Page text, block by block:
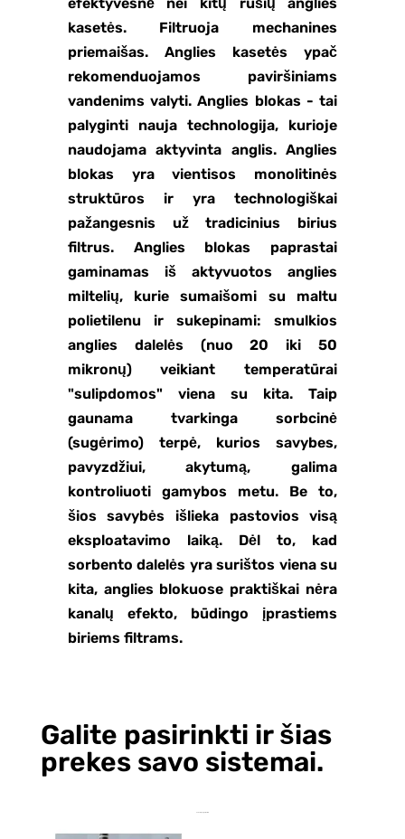
kasetės. Filtruoja mechanines
priemaišas. Anglies kasetės ypač
rekomenduojamos paviršiniams
vandenims valyti. Anglies blokas - tai
palyginti nauja technologija, kurioje
naudojama aktyvinta anglis. Anglies
blokas yra vientisos monolitinės
struktūros ir yra technologiškai
pažangesnis už tradicinius birius
filtrus. Anglies blokas paprastai
gaminamas iš aktyvuotos anglies
miltelių, kurie sumaišomi su maltu
polietilenu ir sukepinami: smulkios
anglies dalelės (nuo 20 iki 50
mikronų) veikiant temperatūrai
"sulipdomos" viena su kita. Taip
gaunama tvarkinga sorbcinė
(sugėrimo) terpė, kurios savybes,
pavyzdžiui, akytumą, galima
kontroliuoti gamybos metu. Be to,
šios savybės išlieka pastovios visą
eksploatavimo laiką. Dėl to, kad
sorbento dalelės yra surištos viena su
kita, anglies blokuose praktiškai nėra
kanalų efekto, būdingo įprastiems
biriems filtrams.
Galite pasirinkti ir šias
prekes savo sistemai.